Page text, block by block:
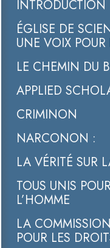
INTRODUCTION
ÉGLISE DE
UNE VOIX POUR
LE CHEMIN DU
APPLIED
CRIMINON
NARCONON :
LA VÉRITÉ SUR
TOUS UNIS
L’HOMME
LA
POUR LES